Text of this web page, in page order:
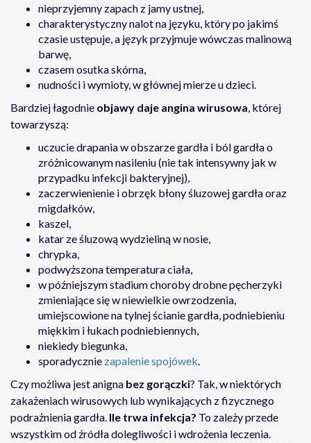
nieprzyjemny zapach z jamy ustnej,
charakterystyczny nalot na języku, który po jakimś
czasie ustępuje, a język przyjmuje wówczas malinową
barwę,
czasem osutka skórna,
nudności i wymioty, w głównej mierze u dzieci.
Bardziej łagodnie objawy daje angina wirusowa, której
towarzyszą:
uczucie drapania w obszarze gardła i ból gardła o
zróżnicowanym nasileniu (nie tak intensywny jak w
przypadku infekcji bakteryjnej),
zaczerwienienie i obrzęk błony śluzowej gardła oraz
migdałków,
kaszel,
katar ze śluzową wydzieliną w nosie,
chrypka,
podwyższona temperatura ciała,
w późniejszym stadium choroby drobne pęcherzyki
zmieniające się w niewielkie owrzodzenia,
umiejscowione na tylnej ścianie gardła, podniebieniu
miękkim i łukach podniebiennych,
niekiedy biegunka,
sporadycznie zapalenie spojówek.
Czy możliwa jest anigna bez gorączki? Tak, w niektórych
zakażeniach wirusowych lub wynikających z fizycznego
podrażnienia gardła. Ile trwa infekcja? To zależy przede
wszystkim od źródła dolegliwości i wdrożenia leczenia.